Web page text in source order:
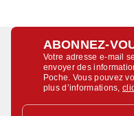
ABONNEZ-
Votre adresse e-mail
envoyer des
Poche. Vous pouvez
plus d’informations,